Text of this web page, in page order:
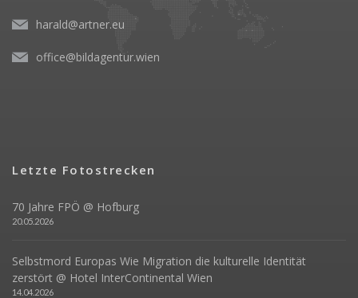
harald@artner.eu
office@bildagentur.wien
Letzte Fotostrecken
70 Jahre FPÖ @ Hofburg
20.05.2026
Selbstmord Europas Wie Migration die kulturelle Identität
zerstört @ Hotel InterContinental Wien
14.04.2026